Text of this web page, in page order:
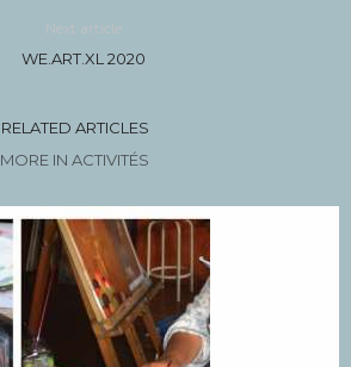
Next article
WE.ART.XL 2020
RELATED ARTICLES
MORE IN ACTIVITÉS